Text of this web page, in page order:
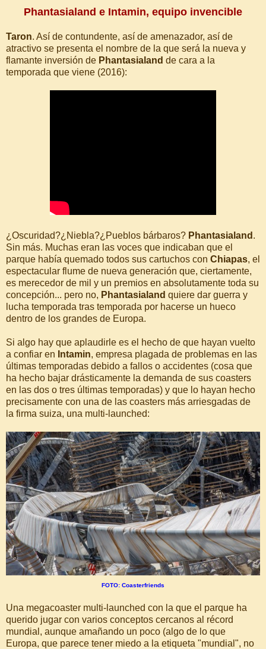
Phantasialand e Intamin, equipo invencible
Taron. Así de contundente, así de amenazador, así de
atractivo se presenta el nombre de la que será la nueva y
flamante inversión de Phantasialand de cara a la
temporada que viene (2016):
¿Oscuridad?¿Niebla?¿Pueblos bárbaros? Phantasialand .
Sin más. Muchas eran las voces que indicaban que el
parque había quemado todos sus cartuchos con Chiapas, el
espectacular flume de nueva generación que, ciertamente,
es merecedor de mil y un premios en absolutamente toda su
concepción... pero no, Phantasialand quiere dar guerra y
lucha temporada tras temporada por hacerse un hueco
dentro de los grandes de Europa.
Si algo hay que aplaudirle es el hecho de que hayan vuelto
a confiar en Intamin, empresa plagada de problemas en las
últimas temporadas debido a fallos o accidentes (cosa que
ha hecho bajar drásticamente la demanda de sus coasters
en las dos o tres últimas temporadas) y que lo hayan hecho
precisamente con una de las coasters más arriesgadas de
la firma suiza, una multi-launched:
FOTO: Coasterfriends
Una megacoaster multi-launched con la que el parque ha
querido jugar con varios conceptos cercanos al récord
mundial, aunque amañando un poco (algo de lo que
Europa, que parece tener miedo a la etiqueta "mundial", no